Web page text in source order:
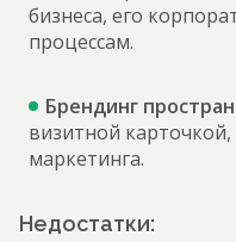
бизнеса, его
процессам.
Брендинг
визитной
маркетинга.
Недостатки: